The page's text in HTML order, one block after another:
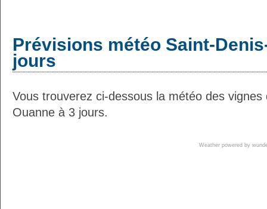
Prévisions météo Saint-
jours
Vous trouverez ci-dessous la météo des vignes
Ouanne à 3 jours.
Weather powered by